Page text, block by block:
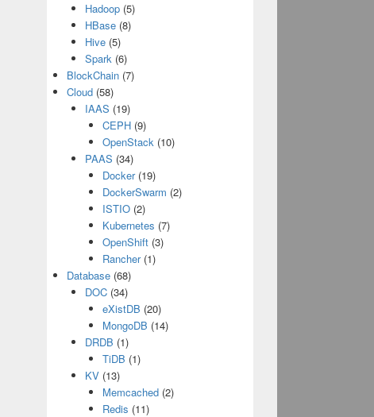
Hadoop(5)
HBase(8)
Hive(5)
Spark(6)
BlockChain (7)
Cloud (58)
IAAS (19)
CEPH (9)
OpenStack (10)
PAAS (34)
Docker(19)
DockerSwarm (2)
ISTIO (2)
Kubernetes (7)
OpenShift (3)
Rancher(1)
Database (68)
DOC(34)
eXistDB (20)
MongoDB (14)
DRDB (1)
TiDB (1)
KV(13)
Memcached (2)
Redis (11)